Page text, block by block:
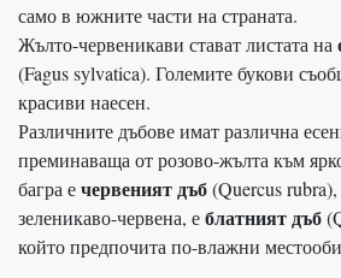
само в южните части на страната.
Жълто-червеникави стават листата на
(Fagus sylvatica). Големите букови
красиви наесен.
Различните дъбове имат различна
преминаваща от розово-жълта към
багра ечервеният дъб(Quercus
зеленикаво-червена, еблатният дъб
който предпочита по-влажни